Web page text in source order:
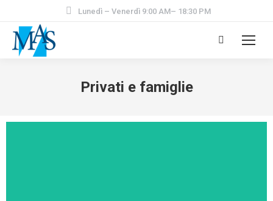
Lunedì – Venerdì 9:00 AM– 18:30 PM
Privati e famiglie